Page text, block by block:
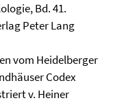
Bd. 41.
Peter Lang
vom Heidelberger
Codex
v. Heiner